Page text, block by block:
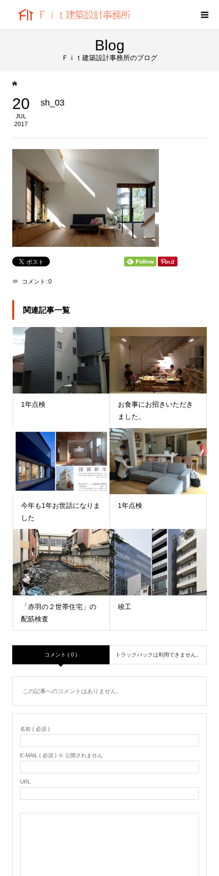
Blog
Ｆｉｔ建築設計事務所のブログ
20
JUL
2017
sh_03
コメント: 0
関連記事一覧
1年点検
お食事にお招きいただき
ました。
今年も1年お世話になりま
した
1年点検
「赤羽の２世帯住宅」の
配筋検査
竣工
コメント ( 0 ) トラックバックは利用できません。
この記事へのコメントはありません。
名前 ( 必須 )
E-MAIL ( 必須 ) ※ 公開されません
URL